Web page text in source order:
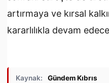
artırmaya ve kırsal
kararlılıkla devam
Kaynak: Gündem Kıbrıs